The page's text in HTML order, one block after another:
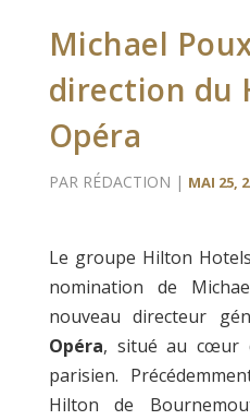
Michael
direction du
Opéra
PAR RÉDACTION | MAI 25,
Le groupe Hilton
nomination de
nouveau directeur
Opéra, situé au cœur
parisien.
Hilton de